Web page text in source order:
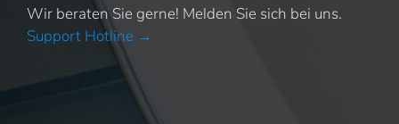
Wir beraten Sie gerne! Melden Sie sich bei uns.
Support Hotline →